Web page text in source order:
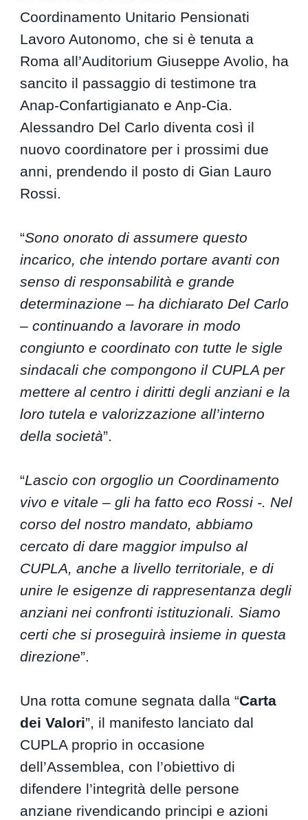
Coordinamento Unitario Pensionati
Lavoro Autonomo, che si è tenuta a
Roma all’Auditorium Giuseppe Avolio, ha
sancito il passaggio di testimone tra
Anap-Confartigianato e Anp-Cia.
Alessandro Del Carlo diventa così il
nuovo coordinatore per i prossimi due
anni, prendendo il posto di Gian Lauro
Rossi.
“Sono onorato di assumere questo
incarico, che intendo portare avanti con
senso di responsabilità e grande
determinazione – ha dichiarato Del Carlo
– continuando a lavorare in modo
congiunto e coordinato con tutte le sigle
sindacali che compongono il CUPLA per
mettere al centro i diritti degli anziani e la
loro tutela e valorizzazione all’interno
della società”.
“Lascio con orgoglio un Coordinamento
vivo e vitale – gli ha fatto eco Rossi -. Nel
corso del nostro mandato, abbiamo
cercato di dare maggior impulso al
CUPLA, anche a livello territoriale, e di
unire le esigenze di rappresentanza degli
anziani nei confronti istituzionali. Siamo
certi che si proseguirà insieme in questa
direzione”.
Una rotta comune segnata dalla “Carta
dei Valori”, il manifesto lanciato dal
CUPLA proprio in occasione
dell’Assemblea, con l’obiettivo di
difendere l’integrità delle persone
anziane rivendicando principi e azioni